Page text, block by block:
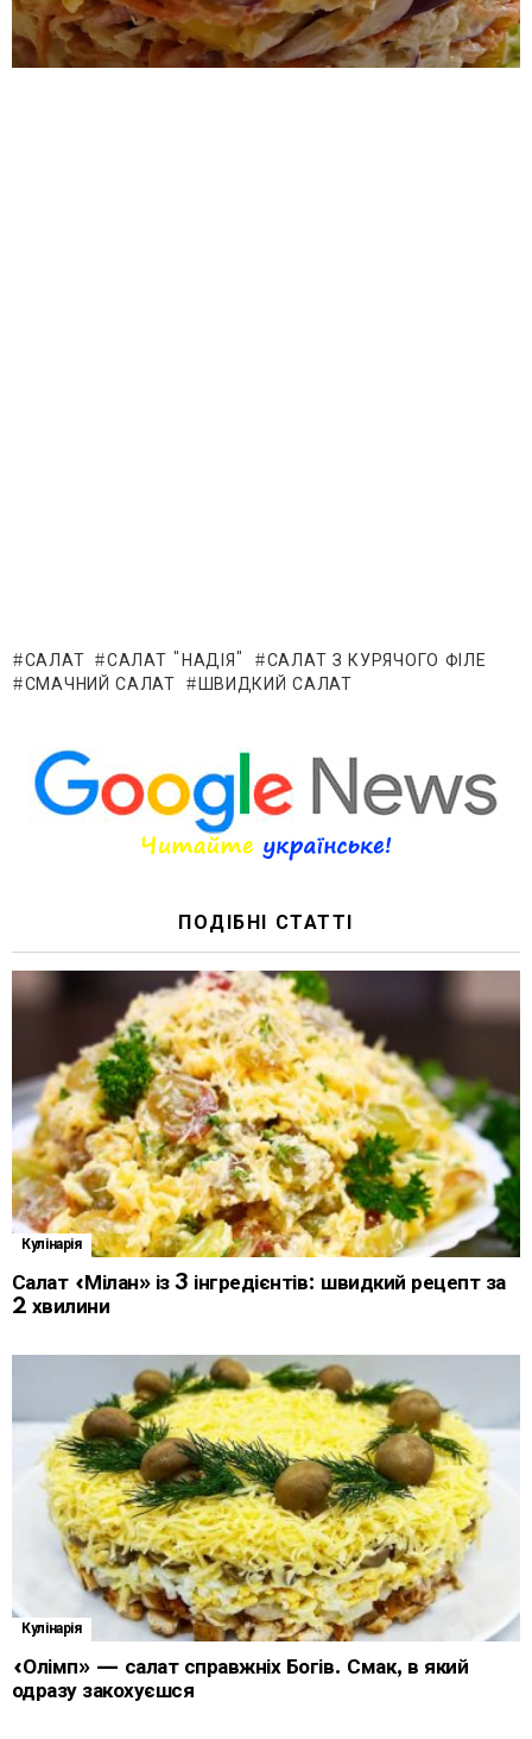
САЛАТ САЛАТ "НАДІЯ"
САЛАТ З КУРЯЧОГО ФІЛЕ
СМАЧНИЙ САЛАТ
ШВИДКИЙ САЛАТ
ПОДІБНІ СТАТТІ
Кулінарія
Салат «Мілан» із 3 інгредієнтів: швидкий рецепт за
2 хвилини
Кулінарія
«Олімп» — салат справжніх Богів. Смак, в який
одразу закохуєшся